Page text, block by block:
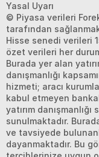
Yasal Uyarı
© Piyasa verileri
tarafından
Hisse senedi verileri
özet verileri her
Burada yer alan
danışmanlığı
hizmeti; aracı
kabul etmeyen
yatırım
sunulmaktadır.
ve tavsiyede
dayanmaktadır. Bu